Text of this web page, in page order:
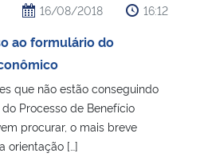
16/08/2018 16:12
ao formulário do
que não estão conseguindo
Processo de Benefício
procurar, o mais breve
orientação […]